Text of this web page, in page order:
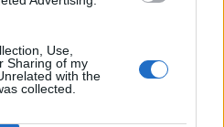
Use,
Sharing of my
with the
collected.